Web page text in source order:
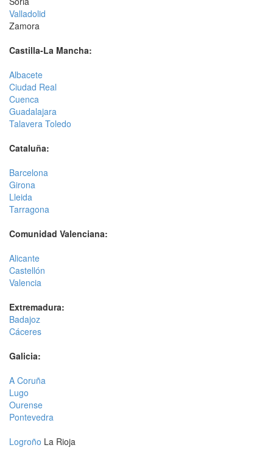
Valladolid
Zamora
Castilla-La Mancha:
Albacete
Ciudad Real
Cuenca
Guadalajara
Talavera Toledo
Cataluña:
Barcelona
Girona
Lleida
Tarragona
Comunidad Valenciana:
Alicante
Castellón
Valencia
Extremadura:
Badajoz
Cáceres
Galicia:
A Coruña
Lugo
Ourense
Pontevedra
Logroño La Rioja